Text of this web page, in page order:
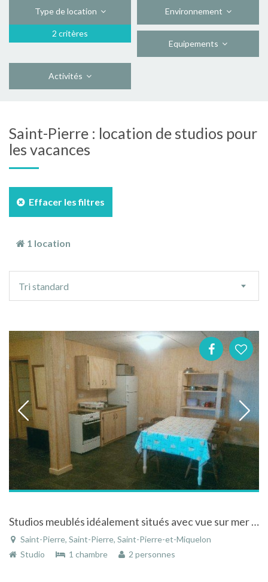
Type de location
2 critères
Environnement
Equipements
Activités
Saint-Pierre : location de studios pour
les vacances
Effacer les filtres
1 location
tri
Tri standard
Studios meublés idéalement situés avec vue sur mer à Saint-Pierre et Miquelon
Saint-Pierre, Saint-Pierre, Saint-Pierre-et-Miquelon
Studio
1 chambre 2 personnes